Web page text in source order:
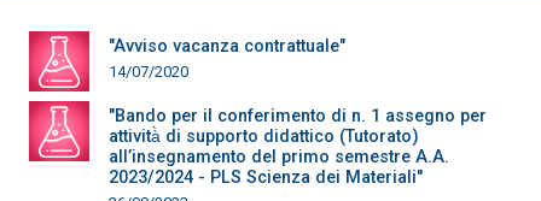
"Avviso vacanza contrattuale"
14/07/2020
"Bando per il conferimento di n. 1 assegno per
attività̀ di supporto didattico (Tutorato)
all’insegnamento del primo semestre A.A.
2023/2024 - PLS Scienza dei Materiali"